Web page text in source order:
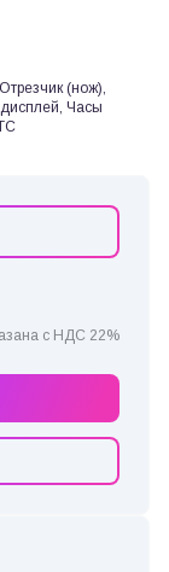
(нож),
Часы
с НДС 22%